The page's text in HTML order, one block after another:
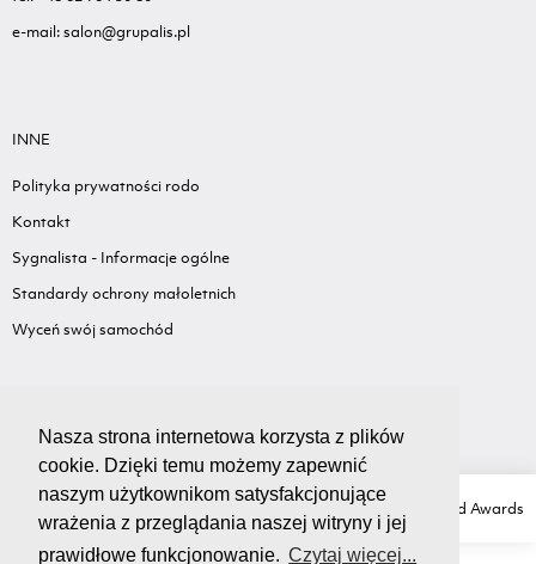
Nasza strona internetowa korzysta z plików
cookie. Dzięki temu możemy zapewnić
naszym użytkownikom satysfakcjonujące
wrażenia z przeglądania naszej witryny i jej
prawidłowe funkcjonowanie. Czytaj więcej...
e-mail: salon@grupalis.pl
INNE
Polityka prywatności rodo
Kontakt
Sygnalista - Informacje ogólne
Standardy ochrony małoletnich
Wyceń swój samochód
Copyright Ⓒ GRUPA LIS Created with love by Ad Awards